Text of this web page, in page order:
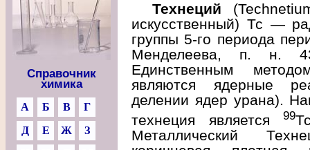
Справочник
химика
А Б В
Г
Д
Е Ж
З
Технеций
искусственный) Тс —
группы 5-го периода
Менделеева, п. н.
Единственным
являются ядерные
делении ядер урана).
технеция является 99
Металлический